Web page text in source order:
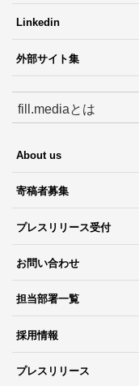
Linkedin
外部サイト集
fill.mediaとは
About us
寄稿者募集
プレスリリース受付
お問い合わせ
担当部署一覧
採用情報
プレスリリース